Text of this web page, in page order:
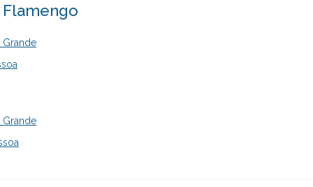
Grande
Grande